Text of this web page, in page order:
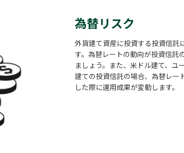
為替リスク
外貨建て資産に投資する投資信託
す。為替レートの動向が投資信託
ましょう。また、米ドル建て、ユ
建ての投資信託の場合、為替レー
した際に運用成果が変動します。